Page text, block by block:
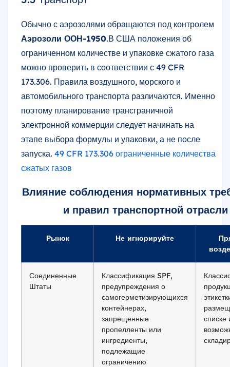
Обычно с аэрозолями обращаются под контролем
Аэрозоли ООН-1950.В США положения об
ограниченном количестве и упаковке сжатого газа
можно проверить в соответствии с 49 CFR
173.306. Правила воздушного, морского и
автомобильного транспорта различаются. Именно
поэтому планирование трансграничной
электронной коммерции следует начинать на
этапе выбора формулы и упаковки, а не после
запуска. 49 CFR 173.306 ограниченные количества
сжатых газов
Влияние соблюдения нормативных
и правил транспортной отрасли
Рынок Не игнорируйте
Соединенные
Штаты
Классификация SPF,
предупреждения о
самогерметизирующихся
контейнерах,
запрещенные
пропелленты или
ингредиенты,
подлежащие
ограничению
списке